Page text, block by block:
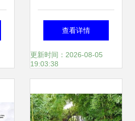
旅游度假中心水世
界能源管理系统的
查看详情
更新时间：2026-08-05
19:03:38